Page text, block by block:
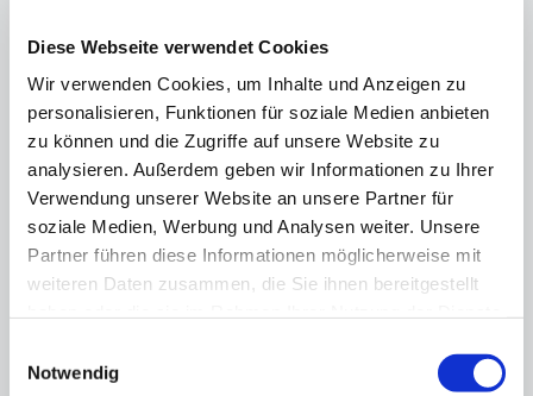
Diese Webseite verwendet Cookies
Wir verwenden Cookies, um Inhalte und Anzeigen zu
personalisieren, Funktionen für soziale Medien anbieten
zu können und die Zugriffe auf unsere Website zu
analysieren. Außerdem geben wir Informationen zu Ihrer
Verwendung unserer Website an unsere Partner für
soziale Medien, Werbung und Analysen weiter. Unsere
Partner führen diese Informationen möglicherweise mit
weiteren Daten zusammen, die Sie ihnen bereitgestellt
Notwendig
Gemeinsame Erklärung
13.11.25
Berliner Wirtschaft steht hinter
Olympiabewerbung